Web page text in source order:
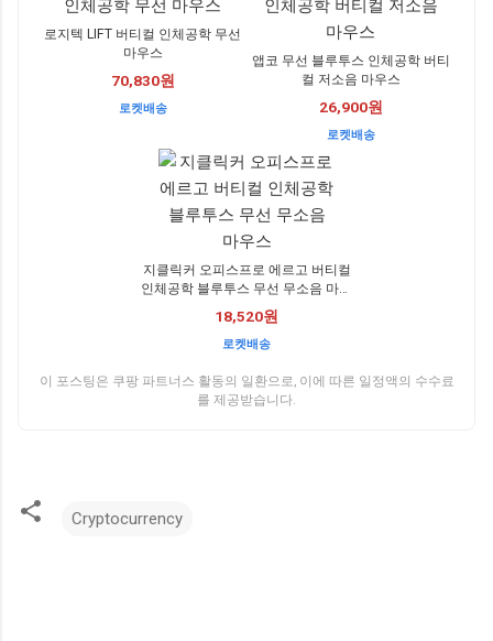
로지텍 LIFT 버티컬 인체공학 무선
마우스
70,830원
로켓배송
앱코 무선 블루투스 인체공학 버티
컬 저소음 마우스
26,900원
로켓배송
지클릭커 오피스프로 에르고 버티컬
인체공학 블루투스 무선 무소음 마우
18,520원
로켓배송
이 포스팅은 쿠팡 파트너스 활동의 일환으로, 이에 따른 일정액의 수수료
를 제공받습니다.
Cryptocurrency